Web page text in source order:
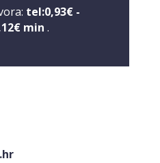
tel:0,93€ -
min .